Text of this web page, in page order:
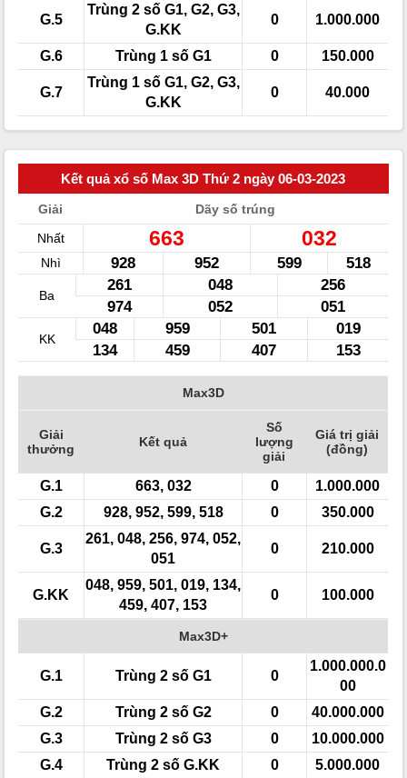
G.5
Trùng 2 số G1, G2, G3,
G.KK
0 1.000.000
G.6 Trùng 1 số G1 0 150.000
G.7
Trùng 1 số G1, G2, G3,
G.KK
0 40.000
Kết quả xổ số Max 3D Thứ 2 ngày 06-03-2023
Giải
Dãy số trúng
Nhất
663 032
Nhì 928 952 599 518
Ba
261 048
256
974
052 051
KK
048 959 501
019
134
459 407 153
Max3D
Giải
thưởng
Kết quả
Số
lượng
giải
Giá trị giải
(đồng)
G.1 663, 032 0
1.000.000
G.2
928, 952, 599, 518 0 350.000
G.3
261, 048, 256, 974, 052,
051
0 210.000
G.KK
048, 959, 501, 019, 134,
459, 407, 153
0 100.000
Max3D+
G.1 Trùng 2 số G1 0
1.000.000.0
00
G.2
Trùng 2 số G2 0
40.000.000
G.3
Trùng 2 số G3 0
10.000.000
G.4
Trùng 2 số G.KK 0 5.000.000